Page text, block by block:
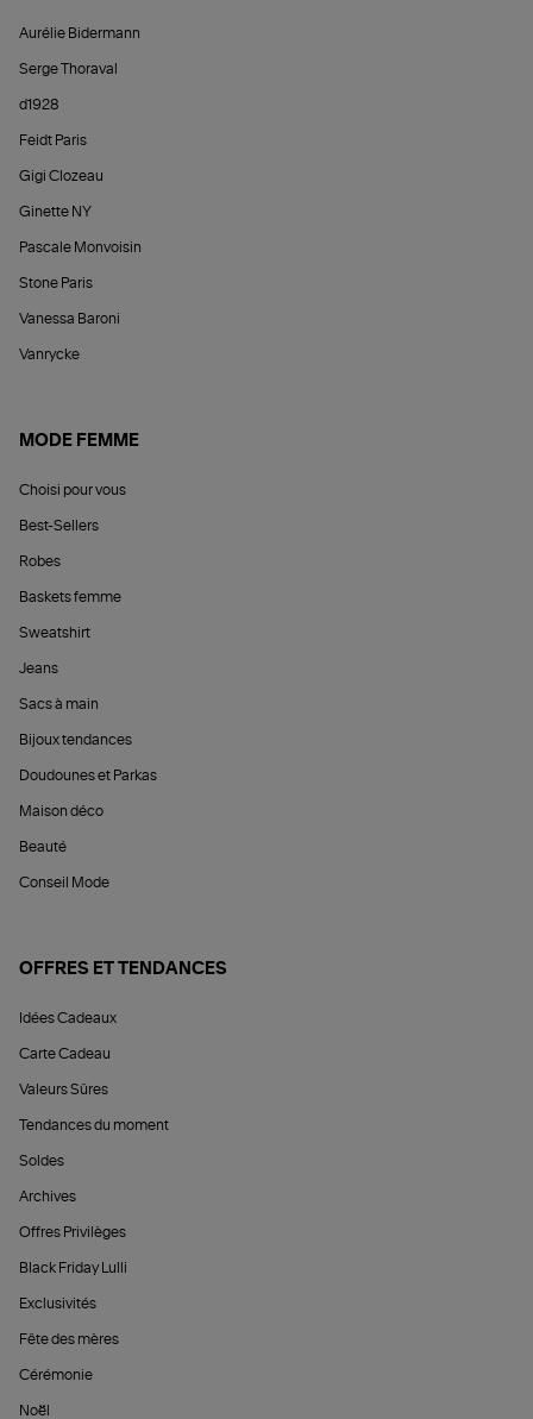
Aurélie Bidermann
Serge Thoraval
d1928
Feidt Paris
Gigi Clozeau
Ginette NY
Pascale Monvoisin
Stone Paris
Vanessa Baroni
Vanrycke
MODE FEMME
Choisi pour vous
Best-Sellers
Robes
Baskets femme
Sweatshirt
Jeans
Sacs à main
Bijoux tendances
Doudounes et Parkas
Maison déco
Beauté
Conseil Mode
OFFRES ET TENDANCES
Idées Cadeaux
Carte Cadeau
Valeurs Sûres
Tendances du moment
Soldes
Archives
Offres Privilèges
Black Friday Lulli
Exclusivités
Fête des mères
Cérémonie
Noël